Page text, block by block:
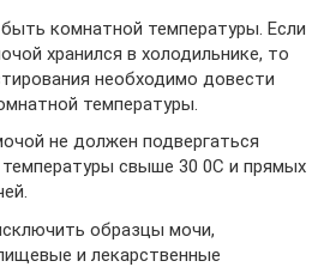
комнатной температуры. Если
хранился в холодильнике, то
необходимо довести
температуры.
не должен подвергаться
свыше 30 0С и прямых
образцы мочи,
и лекарственные